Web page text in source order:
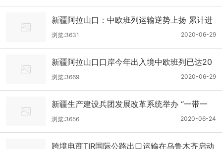
新疆阿拉山口：中欧班列运输逆势上扬 累计进
出境1.3万列
2020-06-29
浏览:3631
新疆阿拉山口口岸今年出入境中欧班列已达20
00列
2020-06-29
浏览:3669
新疆生产建设兵团发展改革系统举办 “一带一
路”专题培训讲座
2020-06-24
浏览:3656
跨境电商TIR国际公路出口运输在乌鲁木齐启动